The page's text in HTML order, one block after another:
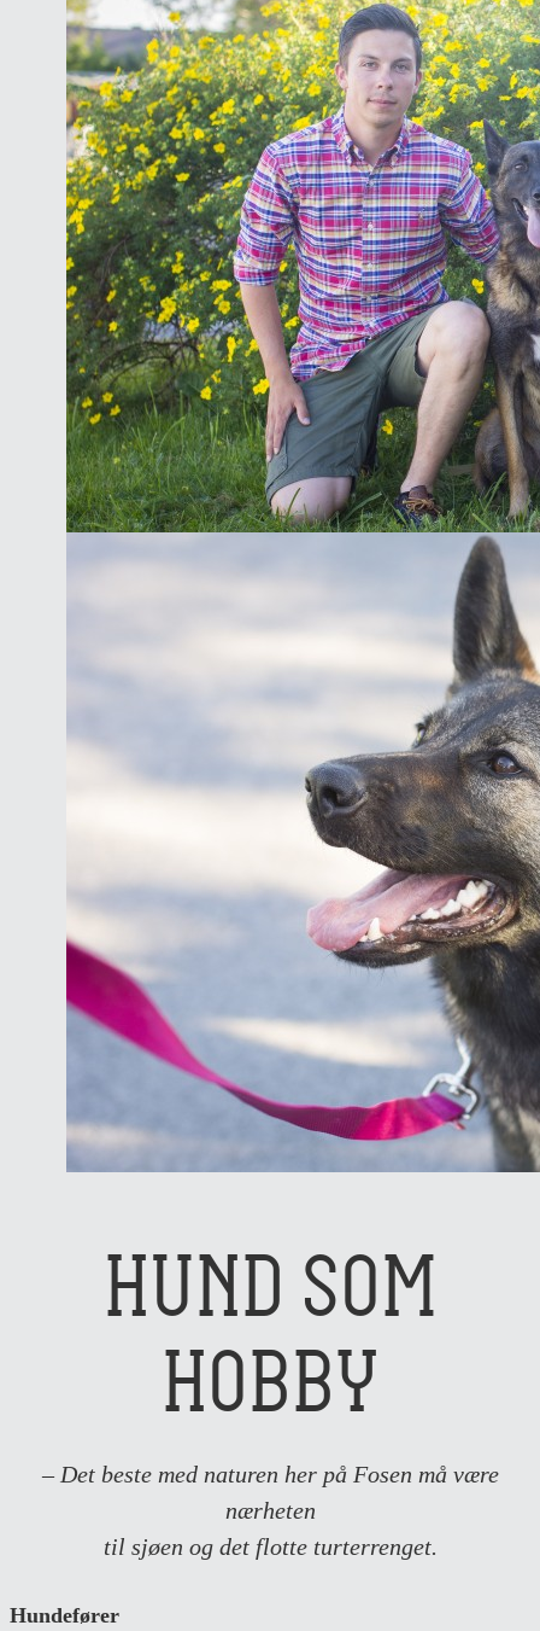
HUND SOM
HOBBY
– Det beste med naturen her på Fosen må være
nærheten
til sjøen og det flotte turterrenget.
Hundefører